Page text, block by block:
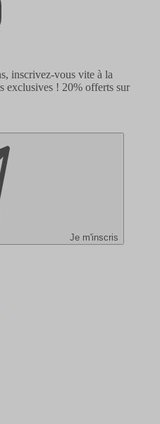
inscrivez-vous vite à la
exclusives ! 20% offerts sur
Je m'inscris